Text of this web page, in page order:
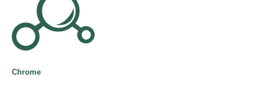
Chrome